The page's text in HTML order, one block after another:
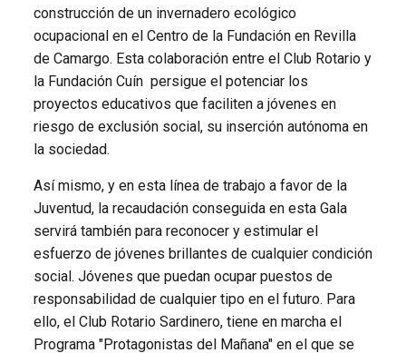
construcción de un invernadero ecológico
ocupacional en el Centro de la Fundación en Revilla
de Camargo. Esta colaboración entre el Club Rotario y
la Fundación Cuín persigue el potenciar los
proyectos educativos que faciliten a jóvenes en
riesgo de exclusión social, su inserción autónoma en
la sociedad.
Así mismo, y en esta línea de trabajo a favor de la
Juventud, la recaudación conseguida en esta Gala
servirá también para reconocer y estimular el
esfuerzo de jóvenes brillantes de cualquier condición
social. Jóvenes que puedan ocupar puestos de
responsabilidad de cualquier tipo en el futuro. Para
ello, el Club Rotario Sardinero, tiene en marcha el
Programa "Protagonistas del Mañana" en el que se